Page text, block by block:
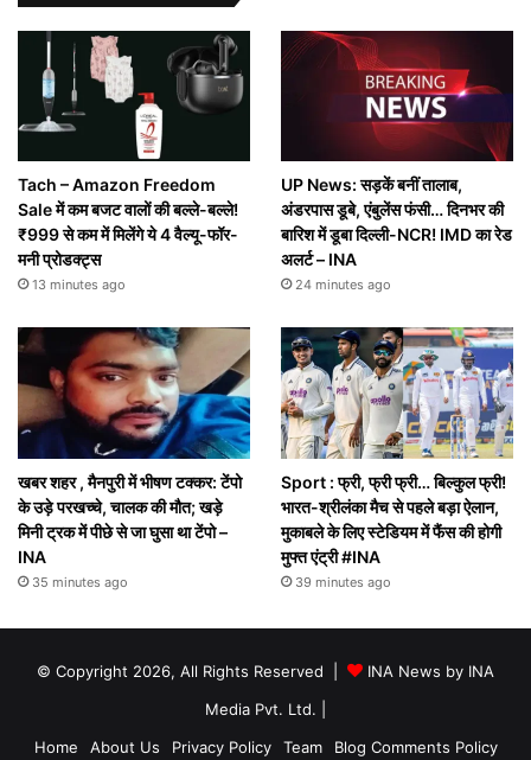
Tach – Amazon Freedom
Sale में कम बजट वालों की बल्ले-बल्ले!
₹999 से कम में मिलेंगे ये 4 वैल्यू-फॉर-
मनी प्रोडक्ट्स
13 minutes ago
UP News: सड़कें बनीं तालाब,
अंडरपास डूबे, एंबुलेंस फंसी… दिनभर की
बारिश में डूबा दिल्ली-NCR! IMD का रेड
अलर्ट – INA
24 minutes ago
खबर शहर , मैनपुरी में भीषण टक्कर: टेंपो
के उड़े परखच्चे, चालक की मौत; खड़े
मिनी ट्रक में पीछे से जा घुसा था टेंपो –
INA
35 minutes ago
Sport : फ्री, फ्री फ्री… बिल्कुल फ्री!
भारत-श्रीलंका मैच से पहले बड़ा ऐलान,
मुकाबले के लिए स्टेडियम में फैंस की होगी
मुफ्त एंट्री #INA
39 minutes ago
© Copyright 2026, All Rights Reserved |
INA News by INA
Media Pvt. Ltd.
Home
About Us Privacy Policy Team Blog Comments Policy